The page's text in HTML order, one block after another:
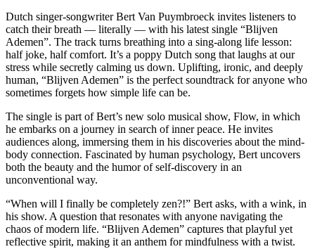
Dutch singer-songwriter Bert Van Puymbroeck invites listeners to
catch their breath — literally — with his latest single “Blijven
Ademen”. The track turns breathing into a sing-along life lesson:
half joke, half comfort. It’s a poppy Dutch song that laughs at our
stress while secretly calming us down. Uplifting, ironic, and deeply
human, “Blijven Ademen” is the perfect soundtrack for anyone who
sometimes forgets how simple life can be.
The single is part of Bert’s new solo musical show, Flow, in which
he embarks on a journey in search of inner peace. He invites
audiences along, immersing them in his discoveries about the mind-
body connection. Fascinated by human psychology, Bert uncovers
both the beauty and the humor of self-discovery in an
unconventional way.
“When will I finally be completely zen?!” Bert asks, with a wink, in
his show. A question that resonates with anyone navigating the
chaos of modern life. “Blijven Ademen” captures that playful yet
reflective spirit, making it an anthem for mindfulness with a twist.